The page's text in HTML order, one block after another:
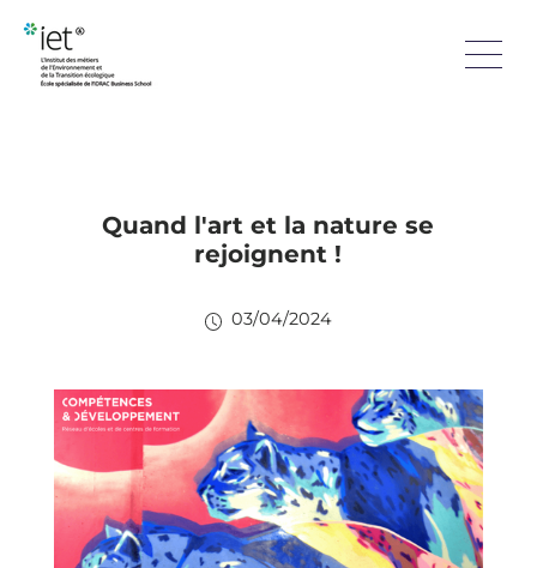
Quand l'art et la nature se
rejoignent !
03/04/2024